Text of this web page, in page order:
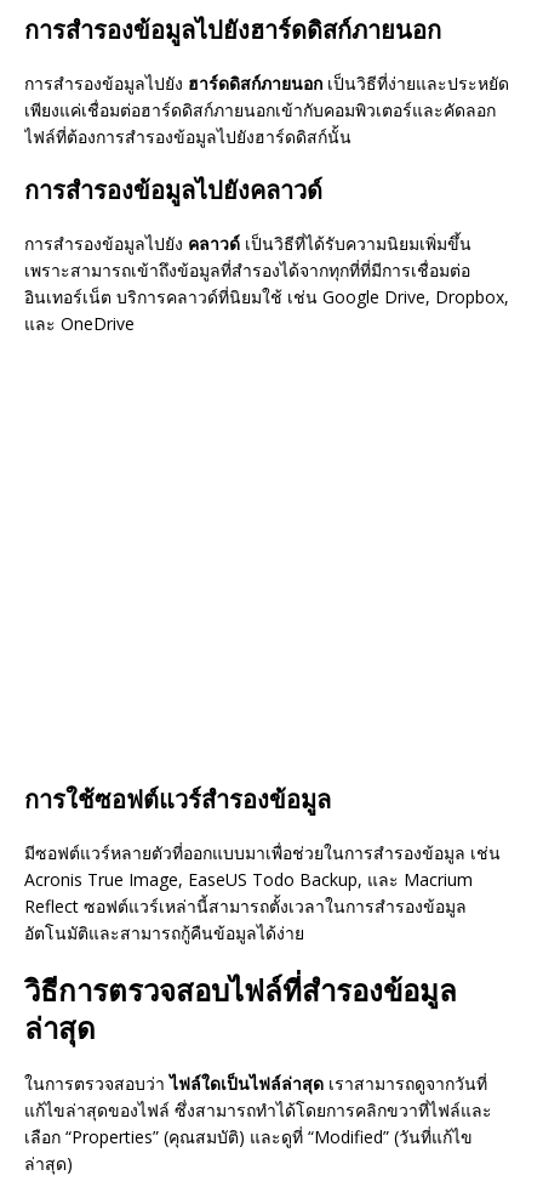
การสำรองข้อมูลไปยังฮาร์ดดิสก์ภายนอก
การสำรองข้อมูลไปยัง ฮาร์ดดิสก์ภายนอก เป็นวิธีที่ง่ายและประหยัด
เพียงแค่เชื่อมต่อฮาร์ดดิสก์ภายนอกเข้ากับคอมพิวเตอร์และคัดลอก
ไฟล์ที่ต้องการสำรองข้อมูลไปยังฮาร์ดดิสก์นั้น
การสำรองข้อมูลไปยังคลาวด์
การสำรองข้อมูลไปยัง คลาวด์ เป็นวิธีที่ได้รับความนิยมเพิ่มขึ้น
เพราะสามารถเข้าถึงข้อมูลที่สำรองได้จากทุกที่ที่มีการเชื่อมต่อ
อินเทอร์เน็ต บริการคลาวด์ที่นิยมใช้ เช่น Google Drive, Dropbox,
และ OneDrive
การใช้ซอฟต์แวร์สำรองข้อมูล
มีซอฟต์แวร์หลายตัวที่ออกแบบมาเพื่อช่วยในการสำรองข้อมูล เช่น
Acronis True Image, EaseUS Todo Backup, และ Macrium
Reflect ซอฟต์แวร์เหล่านี้สามารถตั้งเวลาในการสำรองข้อมูล
อัตโนมัติและสามารถกู้คืนข้อมูลได้ง่าย
วิธีการตรวจสอบไฟล์ที่สำรองข้อมูล
ล่าสุด
ในการตรวจสอบว่าไฟล์ใดเป็นไฟล์ล่าสุด เราสามารถดูจากวันที่
แก้ไขล่าสุดของไฟล์ ซึ่งสามารถทำได้โดยการคลิกขวาที่ไฟล์และ
เลือก “Properties” (คุณสมบัติ) และดูที่ “Modified” (วันที่แก้ไข
ล่าสุด)